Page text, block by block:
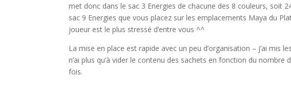
met donc dans le sac 3 Energies de chacune des 8 couleurs, soit
sac 9 Energies que vous placez sur les emplacements Maya du
joueur est le plus stressé d’entre vous ^^
La mise en place est rapide avec un peu d’organisation – j’ai mis
n’ai plus qu’à vider le contenu des sachets en fonction du
fois.